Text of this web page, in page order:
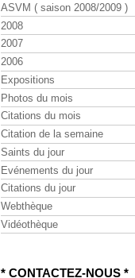
ASVM ( saison 2008/2009 )
2008
2007
2006
Expositions
Photos du mois
Citations du mois
Citation de la semaine
Saints du jour
Evénements du jour
Citations du jour
Webthèque
Vidéothèque
* CONTACTEZ-NOUS *